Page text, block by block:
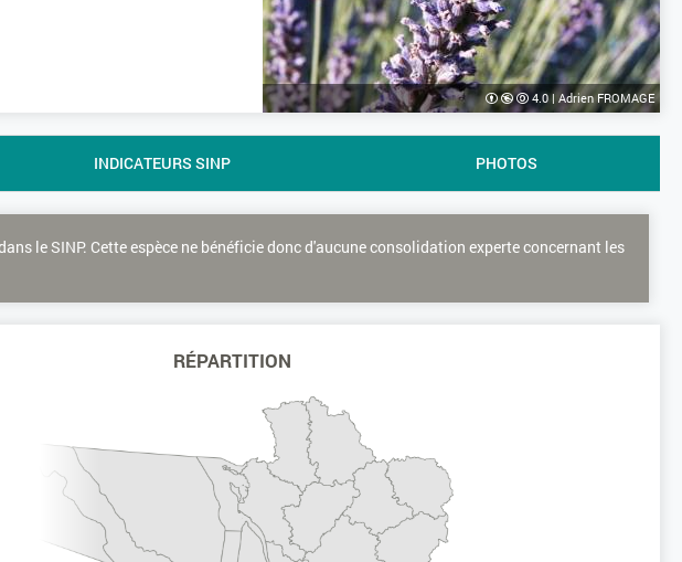
4.0| Adrien FROMAGE
INDICATEURS SINP PHOTOS
le SINP. Cette espèce ne bénéficie donc d'aucune consolidation experte concernant les
RÉPARTITION